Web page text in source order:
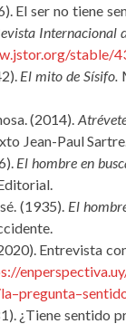
El ser no tiene
Internacional
stable/
El mito de Sísifo.
(2014).
Jean-Paul
El hombre en
(1935). El
Entrevista
–pregunta–
¿Tiene sentido